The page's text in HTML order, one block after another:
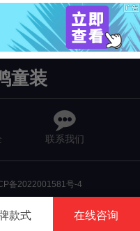
款式 在线咨询
童装

联系我们
备2022001581号-4